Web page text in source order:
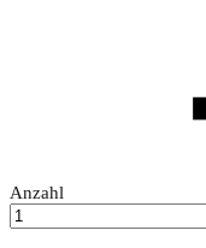
Anzahl